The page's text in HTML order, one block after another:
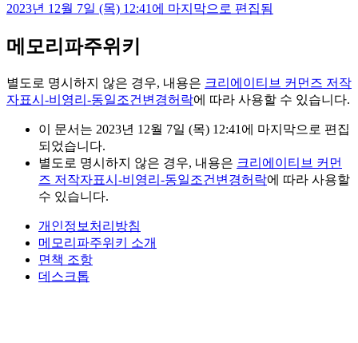
2023년 12월 7일 (목) 12:41에 마지막으로 편집됨
메모리파주위키
별도로 명시하지 않은 경우, 내용은 크리에이티브 커먼즈 저작
자표시-비영리-동일조건변경허락에 따라 사용할 수 있습니다.
이 문서는 2023년 12월 7일 (목) 12:41에 마지막으로 편집
되었습니다.
별도로 명시하지 않은 경우, 내용은 크리에이티브 커먼
즈 저작자표시-비영리-동일조건변경허락에 따라 사용할
수 있습니다.
개인정보처리방침
메모리파주위키 소개
면책 조항
데스크톱